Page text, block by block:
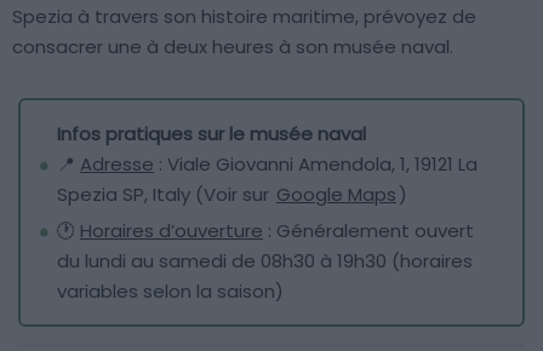
Spezia à travers son histoire maritime, prévoyez de
consacrer une à deux heures à son musée naval.
Infos pratiques sur le musée naval
📍 Adresse : Viale Giovanni Amendola, 1, 19121 La
Spezia SP, Italy (Voir sur Google Maps)
🕐 Horaires d’ouverture : Généralement ouvert
du lundi au samedi de 08h30 à 19h30 (horaires
variables selon la saison)